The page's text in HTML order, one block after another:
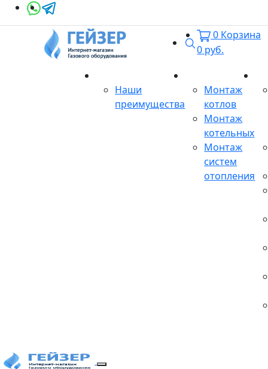
Поиск
0 Корзина
0 руб.
Наши
преимущества
Монтаж
котлов
Монтаж
котельных
Монтаж
систем
отопления